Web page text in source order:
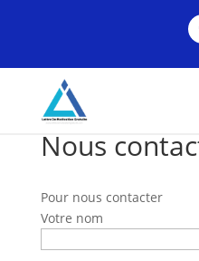
Nous
Pour nous contacter
Votre nom